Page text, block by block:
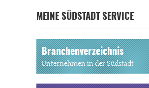
MEINE SÜDSTADT SERVICE
Branchenverzeichnis
Unternehmen in der Südstadt